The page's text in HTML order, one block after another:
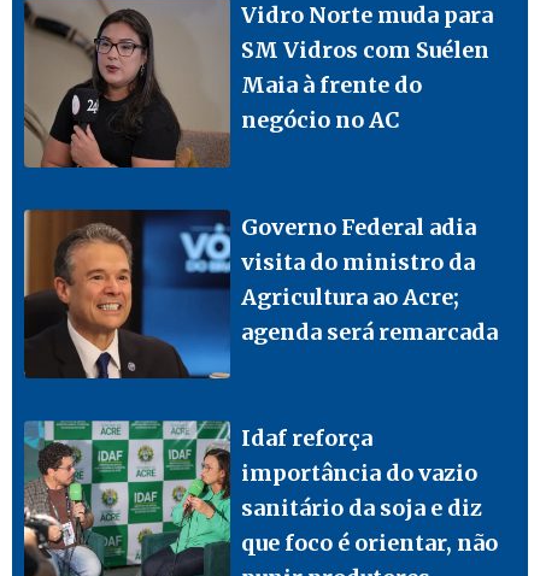
Vidro Norte muda para
SM Vidros com Suélen
Maia à frente do
negócio no AC
Governo Federal adia
visita do ministro da
Agricultura ao Acre;
agenda será remarcada
Idaf reforça
importância do vazio
sanitário da soja e diz
que foco é orientar, não